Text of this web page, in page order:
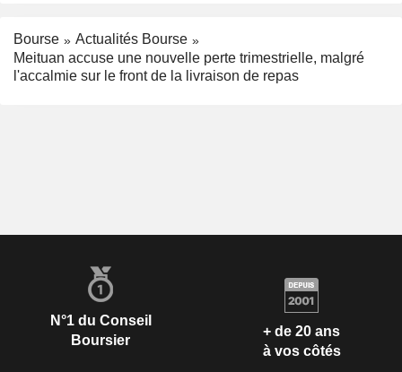
Bourse
Actualités Bourse
Meituan accuse une nouvelle perte trimestrielle, malgré
l'accalmie sur le front de la livraison de repas
N°1 du Conseil
Boursier
+ de 20 ans
à vos côtés